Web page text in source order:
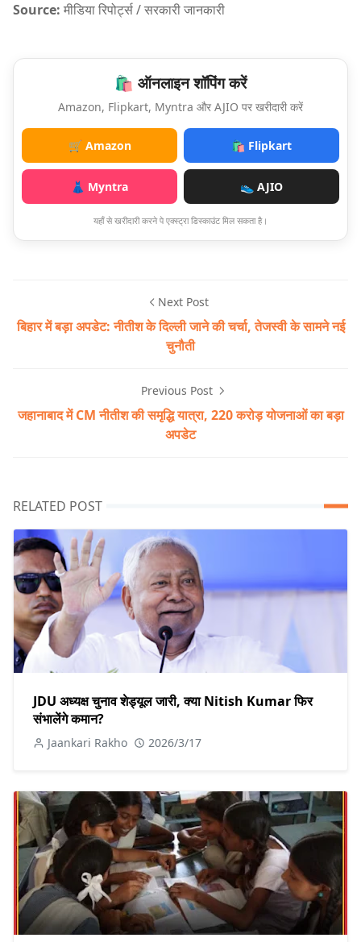
Source: मीडिया रिपोर्ट्स / सरकारी जानकारी
🛍️ ऑनलाइन शॉपिंग करें
Amazon, Flipkart, Myntra और AJIO पर खरीदारी करें
🛒 Amazon 🛍️ Flipkart
👗 Myntra 👟 AJIO
यहाँ से खरीदारी करने पे एक्स्ट्रा डिस्काउंट मिल सकता है।
Next Post
बिहार में बड़ा अपडेट: नीतीश के दिल्ली जाने की चर्चा, तेजस्वी के सामने नई
चुनौती
Previous Post
जहानाबाद में CM नीतीश की समृद्धि यात्रा, 220 करोड़ योजनाओं का बड़ा
अपडेट
RELATED POST
JDU अध्यक्ष चुनाव शेड्यूल जारी, क्या Nitish Kumar फिर
संभालेंगे कमान?
Jaankari Rakho 2026/3/17